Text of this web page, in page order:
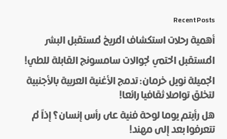
Name
*
Recent Posts
أهمية رحلات استكشاف المريخ لمستقبل البشر
المستقبل الحتمي لجوالات سامسونج القابلة للطي!
الجميلة نويل خرمان: تدمج الأغنية العربية بالأجنبية
لتخلق تواصلا ثقافيا رائعا!
هل رأيتم يوما لوحة فنية على رأس إنسان؟ إذاً لم
تتعرفوا بعد إلى مهند!